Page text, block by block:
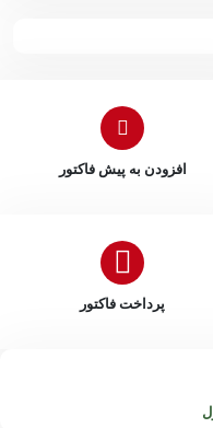
افزودن به پیش فاکتور
پرداخت فاکتور